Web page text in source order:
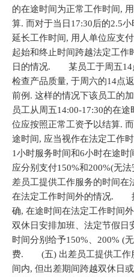
的在途时间为正常工作时间,
算. 而对于当日17:30后的2.5
延长工作时间, 用人单位应
起始和终止时间跨越法定工作
日的情况. 某员工于周五14
检查产品质量, 于周六的14点
前例. 这样的情况下该员工的
员工从周五14:00-17:30的在
位应按照正常工资予以结算.
途时间, 应当视作在法定工作
1小时服务时间和6小时在途
应分别支付150%和200%(
差员工提供工作服务的时间在
在法定工作时间外的情况.
确, 在途时间在法定工作时间
双休日安排加班、法定节假日
时间分别给予150%、200% (
费. (五) 出差员工提供工作
间内, 但出差期间跨越双休